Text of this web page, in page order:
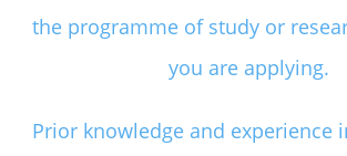
the programme of study or
you are applying.
Prior knowledge and experience